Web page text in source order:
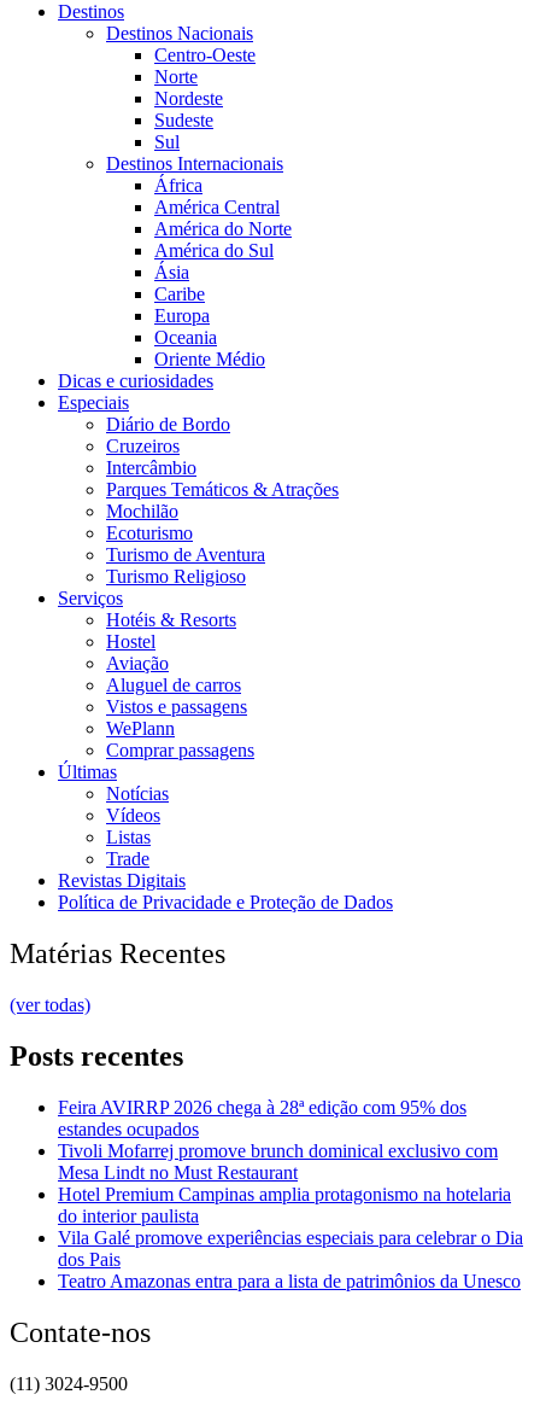
Destinos
Destinos Nacionais
Centro-Oeste
Norte
Nordeste
Sudeste
Sul
Destinos Internacionais
África
América Central
América do Norte
América do Sul
Ásia
Caribe
Europa
Oceania
Oriente Médio
Dicas e curiosidades
Especiais
Diário de Bordo
Cruzeiros
Intercâmbio
Parques Temáticos & Atrações
Mochilão
Ecoturismo
Turismo de Aventura
Turismo Religioso
Serviços
Hotéis & Resorts
Hostel
Aviação
Aluguel de carros
Vistos e passagens
WePlann
Comprar passagens
Últimas
Notícias
Vídeos
Listas
Trade
Revistas Digitais
Política de Privacidade e Proteção de Dados
Matérias Recentes
(ver todas)
Posts recentes
Feira AVIRRP 2026 chega à 28ª edição com 95% dos
estandes ocupados
Tivoli Mofarrej promove brunch dominical exclusivo com
Mesa Lindt no Must Restaurant
Hotel Premium Campinas amplia protagonismo na hotelaria
do interior paulista
Vila Galé promove experiências especiais para celebrar o Dia
dos Pais
Teatro Amazonas entra para a lista de patrimônios da Unesco
Contate-nos
(11) 3024-9500